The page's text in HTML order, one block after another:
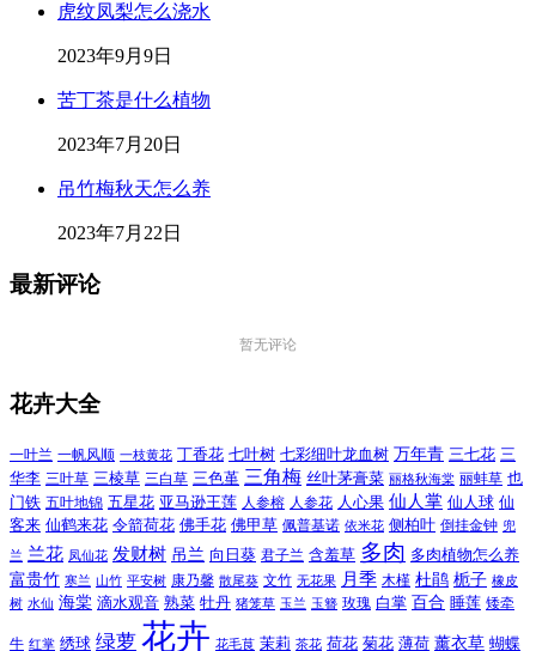
虎纹凤梨怎么浇水
2023年9月9日
苦丁茶是什么植物
2023年7月20日
吊竹梅秋天怎么养
2023年7月22日
最新评论
暂无评论
花卉大全
一叶兰 一帆风顺 一枝黄花 丁香花 七叶树 七彩细叶龙血树 万年青 三七花 三
华李 三叶草 三棱草 三白草 三色堇 三角梅 丝叶茅膏菜 丽格秋海棠 丽蚌草 也
门铁 五叶地锦 五星花 亚马逊王莲 人参榕 人参花 人心果 仙人掌 仙人球 仙
客来 仙鹤来花 令箭荷花 佛手花 佛甲草 佩普基诺 依米花 侧柏叶 倒挂金钟 兜
兰 兰花 凤仙花 发财树 吊兰 向日葵 君子兰 含羞草 多肉 多肉植物怎么养
富贵竹 寒兰 山竹 平安树 康乃馨 散尾葵 文竹 无花果 月季 木槿 杜鹃 栀子 橡皮
树 水仙 海棠 滴水观音 熟菜 牡丹 猪笼草 玉兰 玉簪 玫瑰 白掌 百合 睡莲 矮牵
牛 红掌 绣球 绿萝 花卉 花毛茛 茉莉 茶花 荷花 菊花 薄荷 薰衣草 蝴蝶